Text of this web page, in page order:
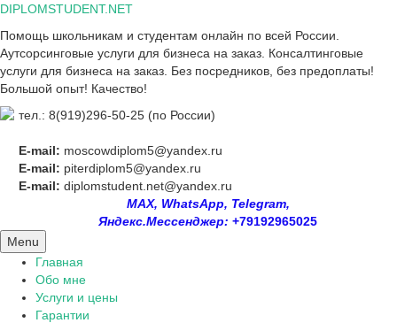
Skip
content
DIPLOMSTUDENT.NET
Помощь школьникам и студентам онлайн по всей России.
Аутсорсинговые услуги для бизнеса на заказ. Консалтинговые
услуги для бизнеса на заказ. Без посредников, без предоплаты!
Большой опыт! Качество!
тел.: 8(919)296-50-25 (по России)
E-mail: moscowdiplom5@yandex.ru
E-mail: piterdiplom5@yandex.ru
E-mail: diplomstudent.net@yandex.ru
MAX, WhatsApp, Telegram,
Яндекс.Мессенджер: +79192965025
Menu
Главная
Обо мне
Услуги и цены
Гарантии